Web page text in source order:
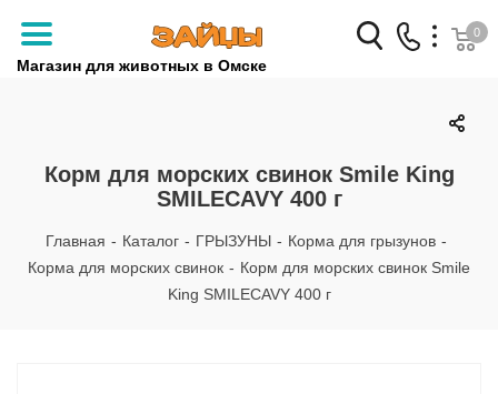
Магазин для животных в Омске
Заказать звонок
+7 (3812) 79-04-04
+7 (950) 959-88-32
0
Корм для морских свинок Smile King
SMILECAVY 400 г
Главная - Каталог - ГРЫЗУНЫ - Корма для грызунов -
Корма для морских свинок - Корм для морских свинок Smile
King SMILECAVY 400 г